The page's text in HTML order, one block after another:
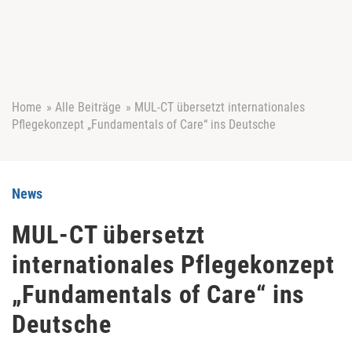
Home » Alle Beiträge » MUL-CT übersetzt internationales
Pflegekonzept „Fundamentals of Care“ ins Deutsche
News
MUL-CT übersetzt
internationales Pflegekonzept
„Fundamentals of Care“ ins
Deutsche